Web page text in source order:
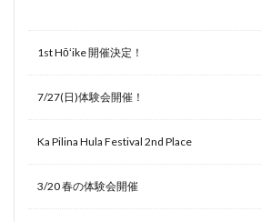
1st Hōʻike 開催決定！
7/27(日)体験会開催！
Ka Pilina Hula Festival 2nd Place
3/20 春の体験会開催